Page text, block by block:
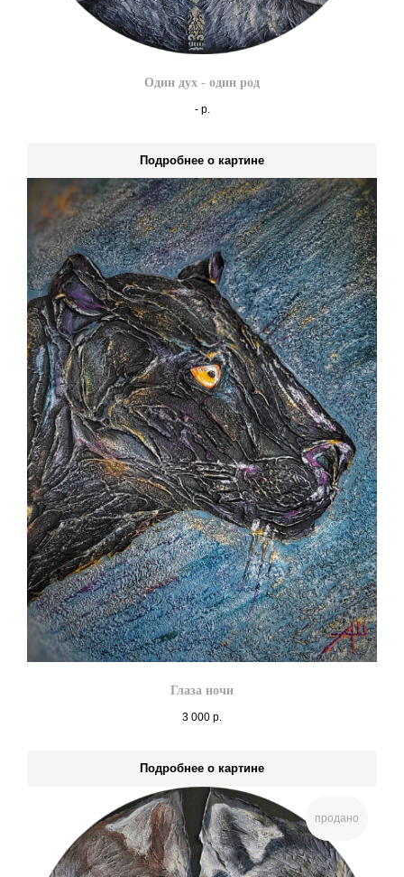
Один дух - один род
- р.
Подробнее о картине
Глаза ночи
3 000 р.
Подробнее о картине
продано